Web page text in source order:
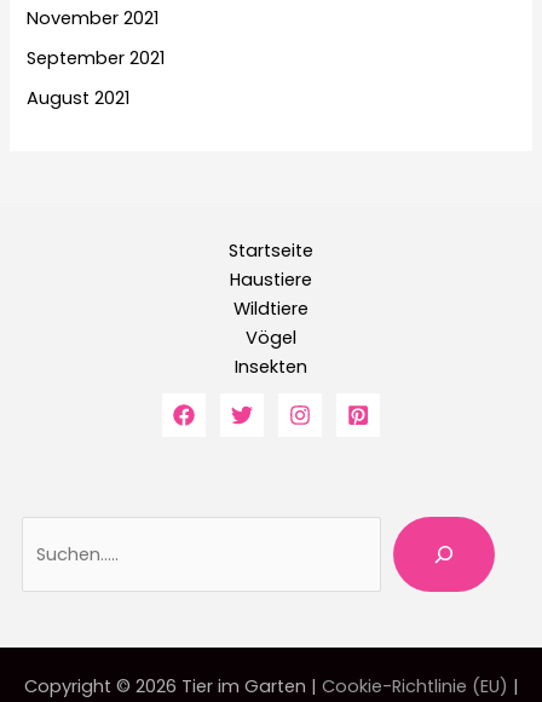
November 2021
September 2021
August 2021
Startseite
Haustiere
Wildtiere
Vögel
Insekten
Copyright © 2026 Tier im Garten | Cookie-Richtlinie (EU) |